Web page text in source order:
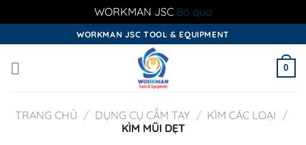
WORKMAN JSC Bỏ qua
to
content
WORKMAN JSC TOOL & EQUIPMENT
0
TRANG CHỦ / DỤNG CỤ CẦM TAY / KÌM CÁC LOẠI /
KÌM MŨI DẸT